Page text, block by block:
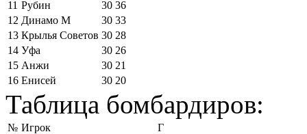
11 Рубин 30 36
12 Динамо М 30 33
13 Крылья Советов 30 28
14 Уфа 30 26
15 Анжи 30 21
16 Енисей 30 20
Таблица бомбардиров:
№ Игрок
Г